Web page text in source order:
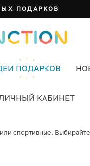
ПОДАРКОВ
ПОДАРКОВ
КАБИНЕТ
спортивные.